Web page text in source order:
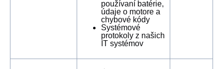
používaní batérie,
údaje o motore a
chybové kódy
Systémové
protokoly z našich
IT systémov